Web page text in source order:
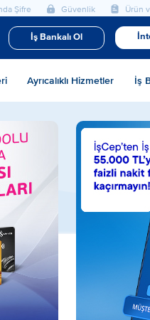
Şifre Güvenlik Ürün
İş Bankalı Ol
Ayrıcalıklı Hizmetler İş